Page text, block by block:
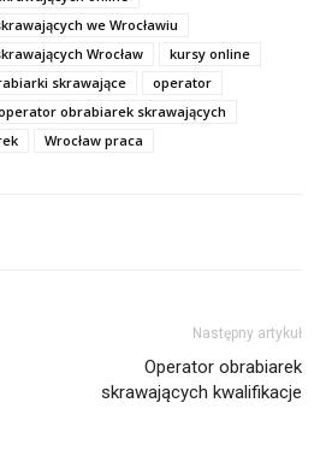
we Wrocławiu
Wrocław
kursy online
skrawające
operator
obrabiarek skrawających
Wrocław praca
Następny artykuł
Operator obrabiarek
skrawających kwalifikacje